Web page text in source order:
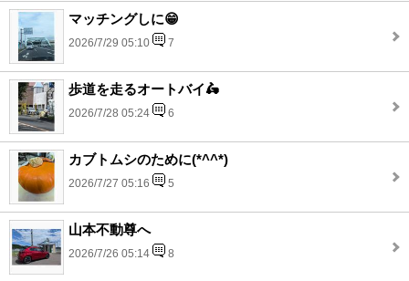
マッチングしに😁
2026/7/29 05:10 7
歩道を走るオートバイ🛵
2026/7/28 05:24 6
カブトムシのために(*^^*)
2026/7/27 05:16 5
山本不動尊へ
2026/7/26 05:14 8